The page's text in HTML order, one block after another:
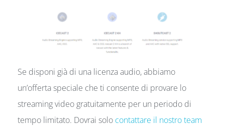
Se disponi già di una licenza audio, abbiamo
un’offerta speciale che ti consente di provare lo
streaming video gratuitamente per un periodo di
tempo limitato. Dovrai solo contattare il nostro team